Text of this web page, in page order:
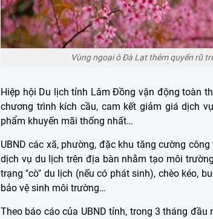
Vùng ngoại ô Đà Lạt thêm quyến rũ
Hiệp hội Du lịch tỉnh Lâm Đồng vận động toàn
chương trình kích cầu, cam kết giảm giá dịch
phẩm khuyến mãi thống nhất…
UBND các xã, phường, đặc khu tăng cường
dịch vụ du lịch trên địa bàn nhằm tạo môi
trạng "cò" du lịch (nếu có phát sinh), chèo kéo,
bảo vệ sinh môi trường…
Theo báo cáo của UBND tỉnh, trong 3 tháng